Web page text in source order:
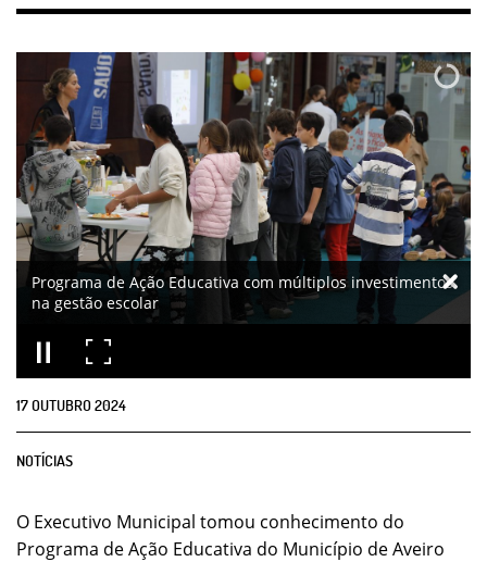
Programa de Ação Educativa com múltiplos investimentos
na gestão escolar
17OUTUBRO2024
NOTÍCIAS
O Executivo Municipal tomou conhecimento do
Programa de Ação Educativa do Município de Aveiro